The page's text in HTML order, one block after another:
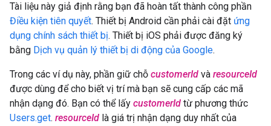
Tài liệu này giả định rằng bạn đã hoàn tất thành công phần
Điều kiện tiên quyết. Thiết bị Android cần phải cài đặt ứng
dụng chính sách thiết bị. Thiết bị iOS phải được đăng ký
bằng Dịch vụ quản lý thiết bị di động của Google.
Trong các ví dụ này, phần giữ chỗ customerId và resourceId
được dùng để cho biết vị trí mà bạn sẽ cung cấp các mã
nhận dạng đó. Bạn có thể lấy customerId từ phương thức
Users.get. resourceId là giá trị nhận dạng duy nhất của